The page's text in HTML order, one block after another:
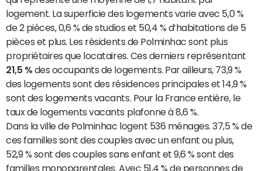
logement. La superficie des logements varie avec 5,0 %
de 2 pièces, 0,6 % de studios et 50,4 % d’habitations de 5
pièces et plus. Les résidents de Polminhac sont plus
propriétaires que locataires. Ces derniers représentant
21,5 % des occupants de logements. Par ailleurs, 73,9 %
des logements sont des résidences principales et 14,9 %
sont des logements vacants. Pour la France entière, le
taux de logements vacants plafonne à 8,6 %.
Dans la ville de Polminhac logent 536 ménages. 37,5 % de
ces familles sont des couples avec un enfant ou plus,
52,9 % sont des couples sans enfant et 9,6 % sont des
familles monoparentales. Avec 51,4 % de personnes de